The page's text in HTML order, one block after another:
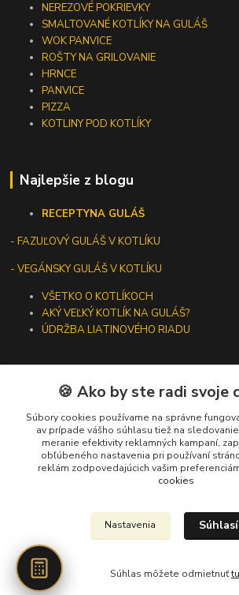
NEREZOVÉ POKRIEVKY
SMALTOVANÉ KOTLÍKY NA GULÁŠ
WOK PANVICE
ROŠTY NA GRILOVANIE
HRNCE
PANVICE
PIZZA
KOTLINY POD KOTLÍKY
Najlepšie z blogu
RECEPTYNA GULÁŠ
-FAZUĽOVÝ GULÁŠ V KOTLÍKU
- VEGÁNSKY GULÁŠ V KOTLÍKU
VŠETKO O KOTLÍKOCH
AKÝ VEĽKÝ KOTLÍK NA GULÁŠ?
ÚDRŽBA LIATINOVÉHO RIADU
Kontakty
+421 919 275 553
(Po-Pia, 10-13 hod.)
🍪 Ako by ste radi svoje
Súbory cookies používame na správne
av prípade vášho súhlasu tiež na
meranie efektivity reklamných kampaní,
obľúbeného nastavenia pri používaní
reklám zodpovedajúcich vašim
cookies
Nastavenia
Súhlas môžete odmietnuťtu